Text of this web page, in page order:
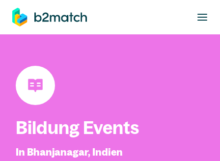
springen
Bildung Events
In Bhanjanagar, Indien